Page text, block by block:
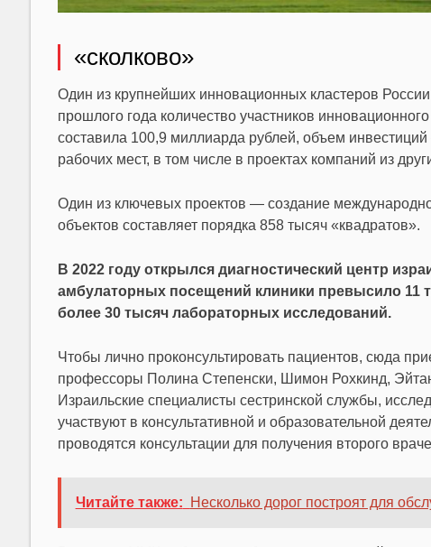
«сколково»
Один из крупнейших инновационных кластеров
прошлого года количество участников
составила 100,9 миллиарда рублей, объем
рабочих мест, в том числе в проектах компаний из
Один из ключевых проектов — создание
объектов составляет порядка 858 тысяч «квадратов».
В 2022 году открылся диагностический центр
амбулаторных посещений клиники превысило 11
более 30 тысяч лабораторных исследований.
Чтобы лично проконсультировать пациентов, сюда
профессоры Полина Степенски, Шимон Рохкинд,
Израильские специалисты сестринской службы,
участвуют в консультативной и образовательной
проводятся консультации для получения второго
Читайте также: Несколько дорог построят для